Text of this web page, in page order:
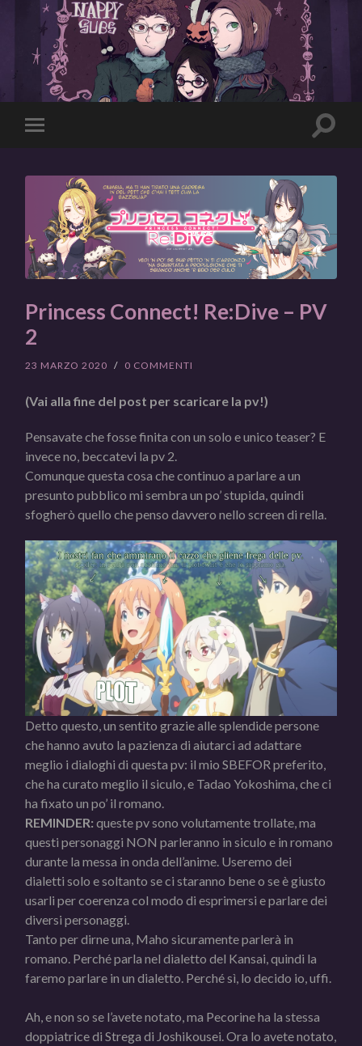
Toggle
Toggle
Princess Connect! Re:Dive – PV
2
23 MARZO 2020 / 0 COMMENTI
(Vai alla fine del post per scaricare la pv!)
Pensavate che fosse finita con un solo e unico teaser? E
invece no, beccatevi la pv 2.
Comunque questa cosa che continuo a parlare a un
presunto pubblico mi sembra un po’ stupida, quindi
sfogherò quello che penso davvero nello screen di rella.
Detto questo, un sentito grazie alle splendide persone
che hanno avuto la pazienza di aiutarci ad adattare
meglio i dialoghi di questa pv: il mio SBEFOR preferito,
che ha curato meglio il siculo, e Tadao Yokoshima, che ci
ha fixato un po’ il romano.
REMINDER: queste pv sono volutamente trollate, ma
questi personaggi NON parleranno in siculo e in romano
durante la messa in onda dell’anime. Useremo dei
dialetti solo e soltanto se ci staranno bene o se è giusto
usarli per coerenza col modo di esprimersi e parlare dei
diversi personaggi.
Tanto per dirne una, Maho sicuramente parlerà in
romano. Perché parla nel dialetto del Kansai, quindi la
faremo parlare in un dialetto. Perché sì, lo decido io, uffi.
Ah, e non so se l’avete notato, ma Pecorine ha la stessa
doppiatrice di Strega di Joshikousei. Ora lo avete notato,